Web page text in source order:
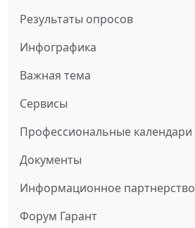
Результаты опросов
Инфографика
Важная тема
Сервисы
Профессиональные календари
Документы
Информационное партнерство
Форум Гарант